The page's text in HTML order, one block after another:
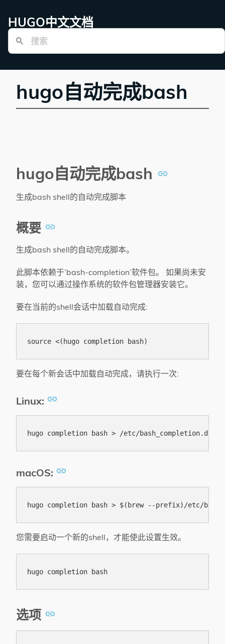
HUGO中文文档
hugo自动完成bash
hugo自动完成bash
生成bash shell的自动完成脚本
概要
生成bash shell的自动完成脚本。
此脚本依赖于’bash-completion’软件包。 如果尚未安
装，您可以通过操作系统的软件包管理器安装它。
要在当前的shell会话中加载自动完成:
要在每个新会话中加载自动完成，请执行一次:
Linux:
macOS:
您需要启动一个新的shell，才能使此设置生效。
选项